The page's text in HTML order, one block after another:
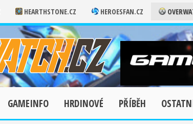
HEARTHSTONE.CZ HEROESFAN.CZ
GAMEINFO HRDINOVÉ PŘÍBĚH